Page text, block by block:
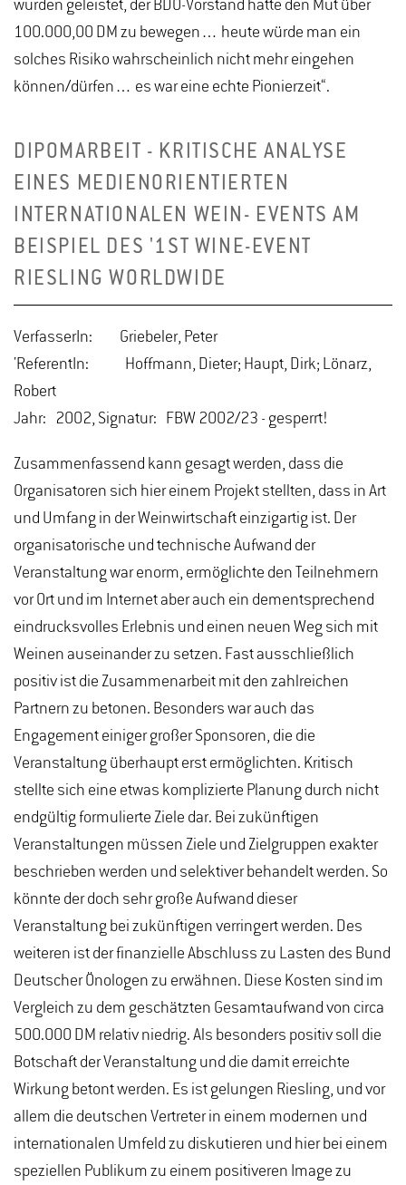
wurden geleistet, der BDO-Vorstand hatte den Mut über
100.000,00 DM zu bewegen… heute würde man ein
solches Risiko wahrscheinlich nicht mehr eingehen
können/dürfen… es war eine echte Pionierzeit“.
DIPOMARBEIT - KRITISCHE ANALYSE
EINES MEDIENORIENTIERTEN
INTERNATIONALEN WEIN- EVENTS AM
BEISPIEL DES '1ST WINE-EVENT
RIESLING WORLDWIDE
VerfasserIn: Griebeler, Peter
'ReferentIn: Hoffmann, Dieter; Haupt, Dirk; Lönarz,
Robert
Jahr: 2002, Signatur: FBW 2002/23 - gesperrt!
Zusammenfassend kann gesagt werden, dass die
Organisatoren sich hier einem Projekt stellten, dass in Art
und Umfang in der Weinwirtschaft einzigartig ist. Der
organisatorische und technische Aufwand der
Veranstaltung war enorm, ermöglichte den Teilnehmern
vor Ort und im Internet aber auch ein dementsprechend
eindrucksvolles Erlebnis und einen neuen Weg sich mit
Weinen auseinander zu setzen. Fast ausschließlich
positiv ist die Zusammenarbeit mit den zahlreichen
Partnern zu betonen. Besonders war auch das
Engagement einiger großer Sponsoren, die die
Veranstaltung überhaupt erst ermöglichten. Kritisch
stellte sich eine etwas komplizierte Planung durch nicht
endgültig formulierte Ziele dar. Bei zukünftigen
Veranstaltungen müssen Ziele und Zielgruppen exakter
beschrieben werden und selektiver behandelt werden. So
könnte der doch sehr große Aufwand dieser
Veranstaltung bei zukünftigen verringert werden. Des
weiteren ist der finanzielle Abschluss zu Lasten des Bund
Deutscher Önologen zu erwähnen. Diese Kosten sind im
Vergleich zu dem geschätzten Gesamtaufwand von circa
500.000 DM relativ niedrig. Als besonders positiv soll die
Botschaft der Veranstaltung und die damit erreichte
Wirkung betont werden. Es ist gelungen Riesling, und vor
allem die deutschen Vertreter in einem modernen und
internationalen Umfeld zu diskutieren und hier bei einem
speziellen Publikum zu einem positiveren Image zu